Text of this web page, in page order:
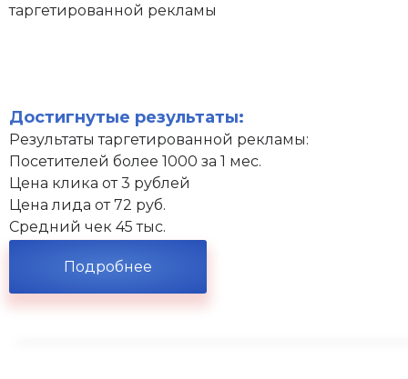
таргетированной рекламы
Достигнутые результаты:
Результаты таргетированной рекламы:
Посетителей более 1000 за 1 мес.
Цена клика от 3 рублей
Цена лида от 72 руб.
Средний чек 45 тыс.
Подробнее